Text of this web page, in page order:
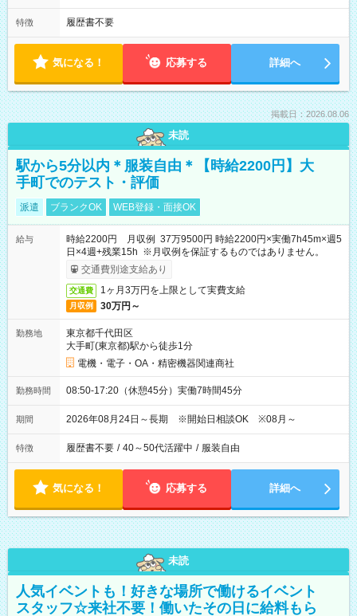
特徴 履歴書不要
気になる！ 応募する 詳細へ
掲載日：2026.08.06
未読
駅から5分以内＊服装自由＊【時給2200円】大
手町でのテスト・評価
派遣 ブランクOK WEB登録・面接OK
給与
時給2200円 月収例 37万9500円 時給2200円×実働7h45m×週5
日×4週+残業15h ※月収例を保証するものではありません。
交通費別途支給あり
交通費 1ヶ月3万円を上限として実費支給
月収例 30万円～
勤務地
東京都千代田区
大手町(東京都)駅から徒歩1分
電機・電子・OA・精密機器関連商社
勤務時間 08:50-17:20（休憩45分）実働7時間45分
期間 2026年08月24日～長期 ※開始日相談OK ※08月～
特徴 履歴書不要 / 40～50代活躍中 / 服装自由
気になる！ 応募する 詳細へ
未読
人気イベントも！好きな場所で働けるイベント
スタッフ☆来社不要！働いたその日に給料もら